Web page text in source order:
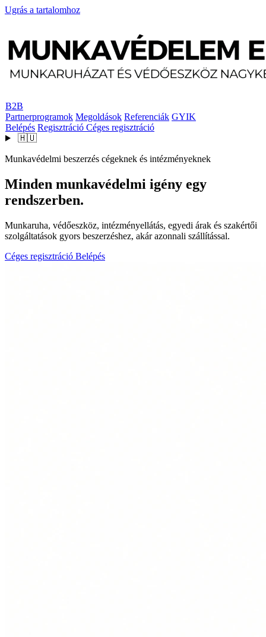
Ugrás a tartalomhoz
B2B
Partnerprogramok Megoldások Referenciák GYIK
Belépés Regisztráció Céges regisztráció
🇭🇺
Munkavédelmi beszerzés cégeknek és intézményeknek
Minden munkavédelmi igény egy
rendszerben.
Munkaruha, védőeszköz, intézményellátás, egyedi árak és szakértői
szolgáltatások gyors beszerzéshez, akár azonnali szállítással.
Céges regisztráció Belépés